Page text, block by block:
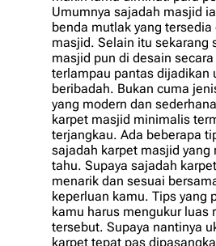
Umumnya sajadah masjid
benda mutlak yang
masjid. Selain itu sekarang
masjid pun di desain
terlampau pantas dijadikan
beribadah. Bukan cuma
yang modern dan
karpet masjid minimalis
terjangkau. Ada beberapa
sajadah karpet masjid yang
tahu. Supaya sajadah
menarik dan sesuai
keperluan kamu. Tips yang
kamu harus mengukur luas
tersebut. Supaya nantinya
karpet tepat pas